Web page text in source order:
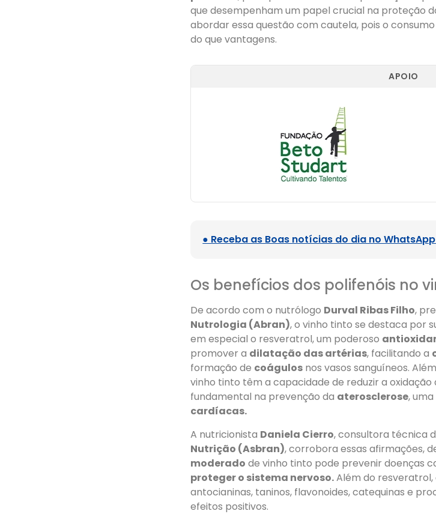
que desempenham um papel crucial na proteção
abordar essa questão com cautela, pois o
do que vantagens.
APOIO
● Receba as Boas notícias do dia no
Os benefícios dos polifenóis no
De acordo com o nutrólogo Durval Ribas Filho,
Nutrologia (Abran), o vinho tinto se destaca por
em especial o resveratrol, um poderoso
promover a dilatação das artérias, facilitando a
formação de coágulos nos vasos sanguíneos.
vinho tinto têm a capacidade de reduzir a oxidação
fundamental na prevenção da aterosclerose,
cardíacas.
A nutricionista Daniela Cierro, consultora técnica
Nutrição (Asbran), corrobora essas afirmações,
moderado de vinho tinto pode prevenir doenças
proteger o sistema nervoso.Além do
antocianinas, taninos, flavonoides, catequinas e
efeitos positivos.